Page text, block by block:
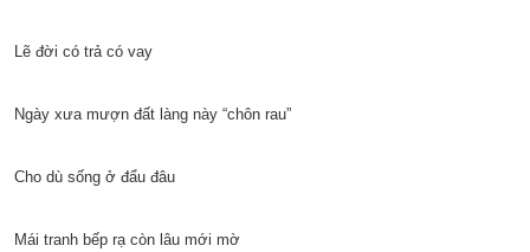
Lẽ đời có trả có vay
Ngày xưa mượn đất làng này “chôn rau”
Cho dù sống ở đẩu đâu
Mái tranh bếp rạ còn lâu mới mờ